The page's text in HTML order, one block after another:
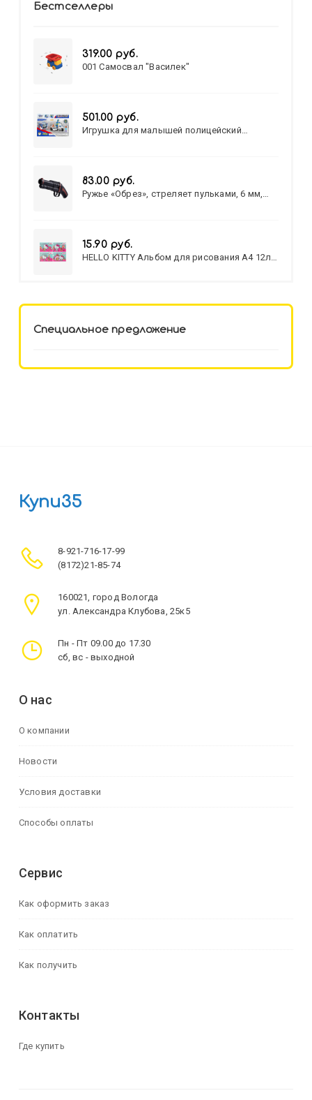
Бестселлеры
319.00 руб.
001 Самосвал "Василек"
501.00 руб.
Игрушка для малышей полицейский
83.00 руб.
Ружье «Обрез», стреляет пульками, 6 мм,
15.90 руб.
HELLO KITTY Альбом для рисования А4 12л.
Специальное предложение
Купи35
8-921-716-17-99
(8172)21-85-74
160021, город Вологда
ул. Александра Клубова, 25к5
Пн - Пт 09.00 до 17.30
сб, вс - выходной
О нас
О компании
Новости
Условия доставки
Способы оплаты
Сервис
Как оформить заказ
Как оплатить
Как получить
Контакты
Где купить